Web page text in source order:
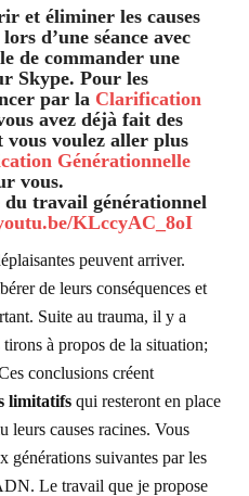
et éliminer les causes
d’une séance avec
de commander une
Skype. Pour les
par la Clarification
avez déjà fait des
voulez aller plus
Générationnelle
vous.
du travail générationnel
KLccyAC_8oI
peuvent arriver.
de leurs conséquences et
Suite au trauma, il y a
à propos de la situation;
conclusions créent
limitatifs qui resteront en place
leurs causes racines. Vous
générations suivantes par les
Le travail que je propose